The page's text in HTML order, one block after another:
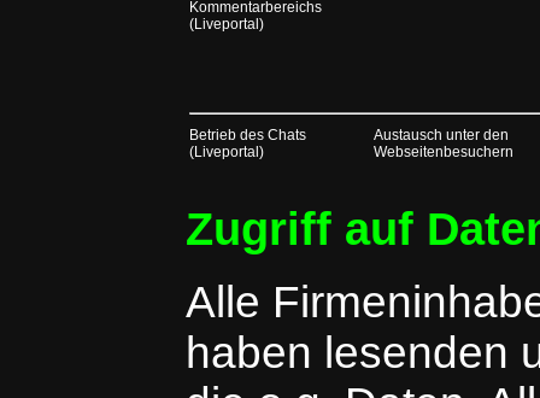
Kommentarbereichs
(Liveportal)
Betrieb des Chats
(Liveportal)
Austausch unter den
Webseitenbesuchern
Zugriff auf
Alle
haben lesenden